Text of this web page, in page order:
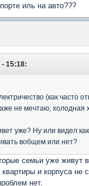
иль на авто???
- 15:18:
(как часто
не мечтаю, холодная
уже? Ну или видел как
вобщем или нет?
семьи уже живут
и корпуса не
нет.